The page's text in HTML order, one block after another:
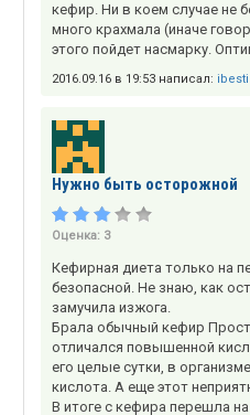
кефир. Ни в коем случае не
много крахмала (иначе
этого пойдет насмарку.
2016.09.16 в 19:53 написал: ibesti
Нужно быть осторожной
Оценка: 3
Кефирная диета только на
безопасной. Не знаю, как
замучила изжога.
Брала обычный кефир
отличался повышенной
его целые сутки, в
кислота. А еще этот
В итоге с кефира перешла на